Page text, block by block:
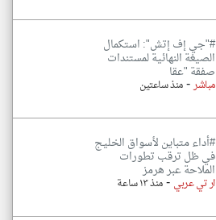
#"جي إف إتش": استكمال
الصيغة النهائية لمستندات
صفقة "عقا
مباشر-منذ ساعتين
#أداء متباين لأسواق الخليج
في ظل ترقب تطورات
الملاحة عبر هرمز
ار تي عربي-منذ ١٣ ساعة